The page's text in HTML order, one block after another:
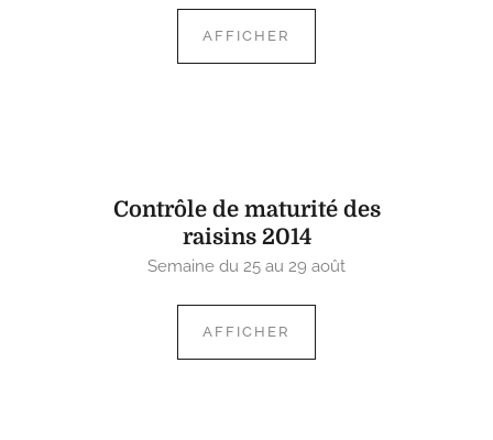
AFFICHER
Contrôle de maturité des
raisins 2014
Semaine du 25 au 29 août
AFFICHER